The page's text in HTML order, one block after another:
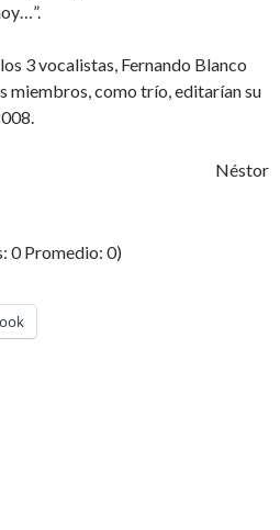
3 vocalistas, Fernando Blanco
miembros, como trío, editarían su
Néstor
0Promedio: 0)